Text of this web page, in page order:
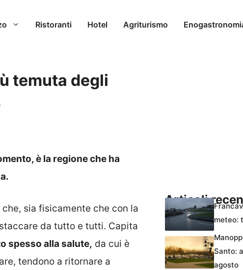
Ristoranti Hotel Agriturismo
temuta degli
è la regione che ha
sia fisicamente che con la
da tutto e tutti. Capita
spesso alla salute, da cui è
tendono a ritornare a
Articoli
meteo:
Santo:
agosto